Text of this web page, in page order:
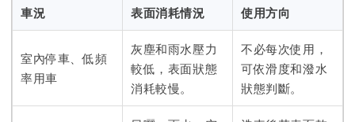
車況 表面消耗情況 使用方向
室內停車、低頻
率用車
灰塵和雨水壓力
較低，表面狀態
消耗較慢。
不必每次使用，
可依滑度和潑水
狀態判斷。